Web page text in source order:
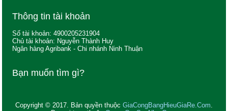
Thông tin tài khoản
Số tài khoản: 4900205231904
Chủ tài khoản: Nguyễn Thành Huy
Ngân hàng Agribank - Chi nhánh Ninh Thuận
Bạn muốn tìm gì?
Copyright © 2017. Bản quyền thuộc GiaCongBangHieuGiaRe.Com.